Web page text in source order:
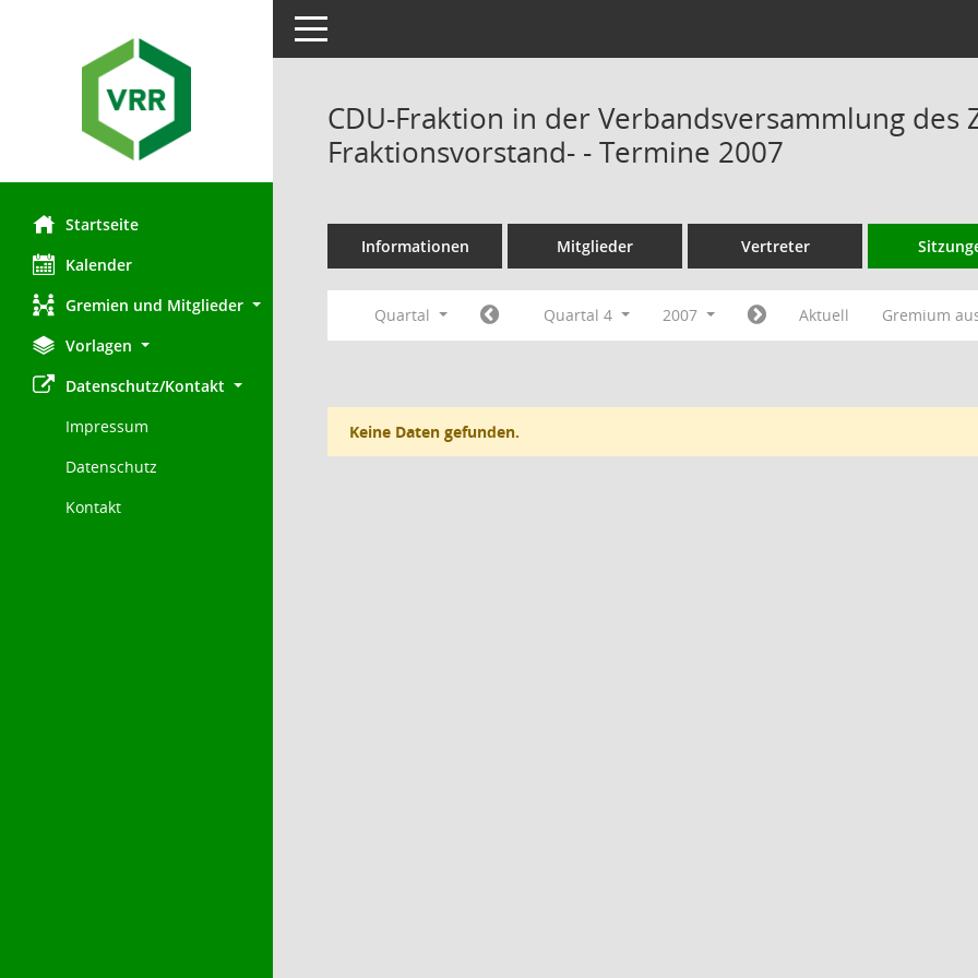
Startseite
Kalender
Gremien und Mitglieder
Vorlagen
Datenschutz/Kontakt
Impressum
Datenschutz
Kontakt
Toggle navigation
CDU-Fraktion in der Verbandsversammlung des
Fraktionsvorstand- - Termine 2007
Informationen Mitglieder Vertreter
Quartal Quartal 4 2007 Aktuell Gremium
Keine Daten gefunden.